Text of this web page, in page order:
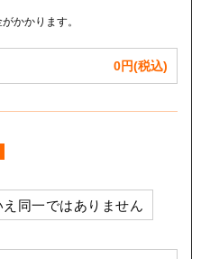
かかります。
0円(税込)
え同一ではありません